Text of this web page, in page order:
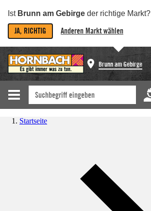
Ist Brunn am Gebirge der richtige Markt?
JA, RICHTIG Anderen Markt wählen
Brunn am Gebirge
Startseite